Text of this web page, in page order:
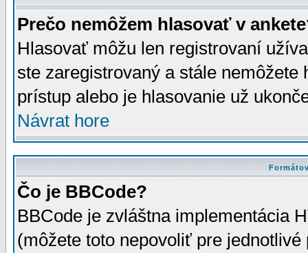
Prečo nemôžem hlasovať v
Hlasovať môžu len registrovaní
ste zaregistrovaný a stále
prístup alebo je hlasovanie už
Návrat hore
Čo je BBCode?
BBCode je zvláštna implementácia
(môžete toto nepovoliť pre